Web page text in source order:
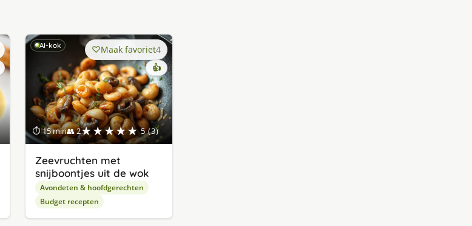
AI-kok
⏱ 15 min👥 2★★★★★ 5 (3)
Maak favoriet4
👍
Zeevruchten met
snijboontjes uit de wok
Avondeten & hoofdgerechten
Budget recepten